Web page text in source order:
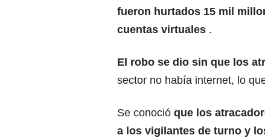
fueron hurtados 15 mil
cuentas virtuales .
El robo se dio sin que los
sector no había internet, lo
Se conoció que los
a los vigilantes de turno y